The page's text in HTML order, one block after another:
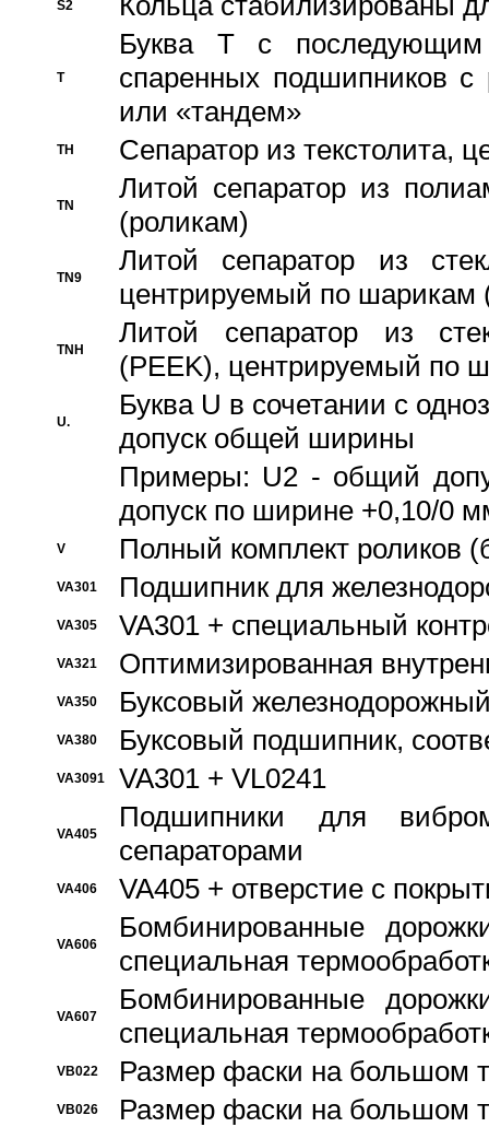
S2
T
Буква T с
спаренных подшипников
или «тандем»
TH Сепаратор из текстолита,
TN
Литой сепаратор из
(роликам)
TN9
Литой сепаратор из
центрируемый по шарикам
TNH
Литой сепаратор из
(PEEK), центрируемый по
U.
Буква U в сочетании с
допуск общей ширины
Примеры: U2 - общий
допуск по ширине +0,10/0
V Полный комплект роликов
VA301 Подшипник для
VA305 VA301 + специальный
VA321 Оптимизированная
VA350 Буксовый
VA380 Буксовый подшипник,
VA3091 VA301 + VL0241
VA405
Подшипники для
сепараторами
VA406 VA405 + отверстие с
VA606
Бомбинированные
специальная
VA607
Бомбинированные
специальная
VB022 Размер фаски на большом
VB026 Размер фаски на большом